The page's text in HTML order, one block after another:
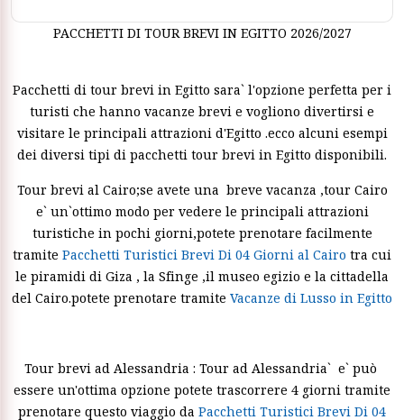
PACCHETTI DI TOUR BREVI IN EGITTO 2026/2027
Pacchetti di tour brevi in Egitto sara` l'opzione perfetta per i
turisti che hanno vacanze brevi e vogliono divertirsi e
visitare le principali attrazioni d'Egitto .ecco alcuni esempi
dei diversi tipi di pacchetti tour brevi in Egitto disponibili.
Tour brevi al Cairo;se avete una breve vacanza ,tour Cairo
e` un`ottimo modo per vedere le principali attrazioni
turistiche in pochi giorni,potete prenotare facilmente
tramite Pacchetti Turistici Brevi Di 04 Giorni al Cairo tra cui
le piramidi di Giza , la Sfinge ,il museo egizio e la cittadella
del Cairo.potete prenotare tramite Vacanze di Lusso in Egitto
Tour brevi ad Alessandria : Tour ad Alessandria` e` può
essere un'ottima opzione potete trascorrere 4 giorni tramite
prenotare questo viaggio da Pacchetti Turistici Brevi Di 04